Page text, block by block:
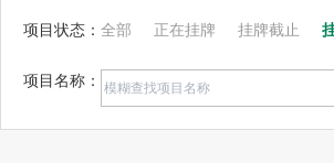
项目状态： 全部 正在挂牌 挂牌截止
项目名称：